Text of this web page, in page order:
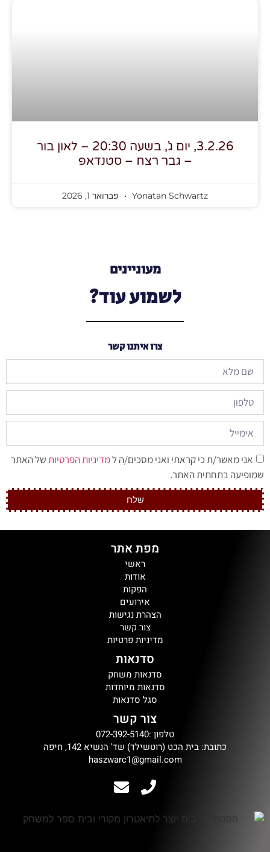
3.2.26, יום ג', בשעה 20:30 – לאון בור
– גבר רצח – סטנדאפ
Yonatan Schwartz פברואר 1, 2026
מעוניינים
לשמוע עוד?
צרו איתנו קשר
אני מאשר/ת כי קראתי ואני מסכים/ה למדיניות הפרטיותשל האתר
שמופיעה בתחתית האתר.
שלח
מפת אתר
ראשי
אודות
הפקות
אירועים
הצהרת נגישות
צור קשר
מדיניות פרטיות
סדנאות
סדנאות משחק
סדנאות מיוחדות
סגל סדנאות
צור קשר
טלפון :072-392-5140
כתובת: בית הכט (רוטשילד) שד' הנשיא 142, חיפה
haszwarc1@gmail.com